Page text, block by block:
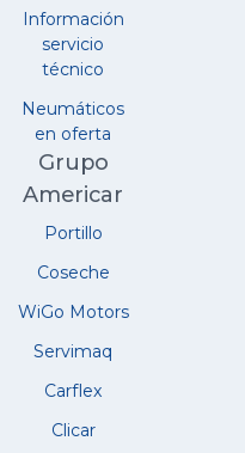
Información
servicio
técnico
Neumáticos
en oferta
Grupo
Americar
Portillo
Coseche
WiGo Motors
Servimaq
Carflex
Clicar